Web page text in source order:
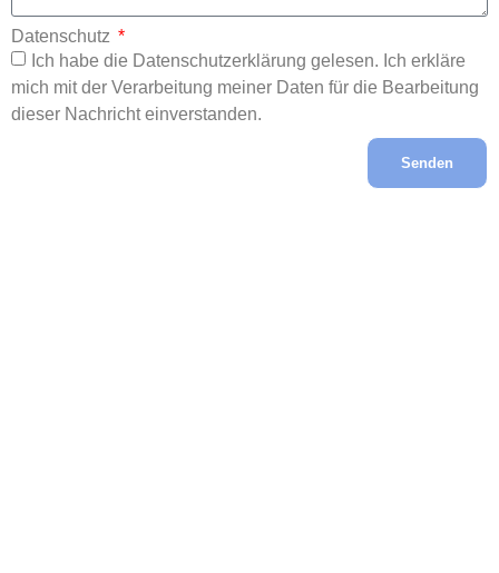
Datenschutz
Ich habe die Datenschutzerklärung gelesen. Ich erkläre
mich mit der Verarbeitung meiner Daten für die Bearbeitung
dieser Nachricht einverstanden.
Senden